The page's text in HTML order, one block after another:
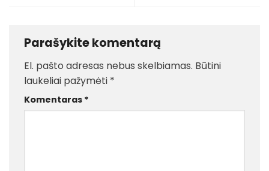
Parašykite komentarą
El. pašto adresas nebus skelbiamas. Būtini
laukeliai pažymėti *
Komentaras *